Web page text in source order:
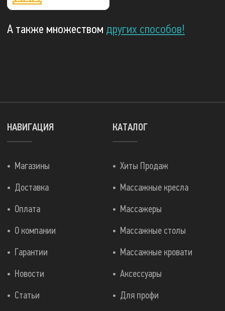
А также множеством других способов!
КАТАЛОГ
Хиты Продаж
Массажные кресла
Массажеры
Массажные столы
Массажные кровати
Аксессуары
Для профи
НАВИГАЦИЯ
Магазины
Доставка
Оплата
О компании
Гарантии
Новости
Статьи